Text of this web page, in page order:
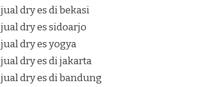
jual dry es di bekasi
jual dry es sidoarjo
jual dry es yogya
jual dry es di jakarta
jual dry es di bandung